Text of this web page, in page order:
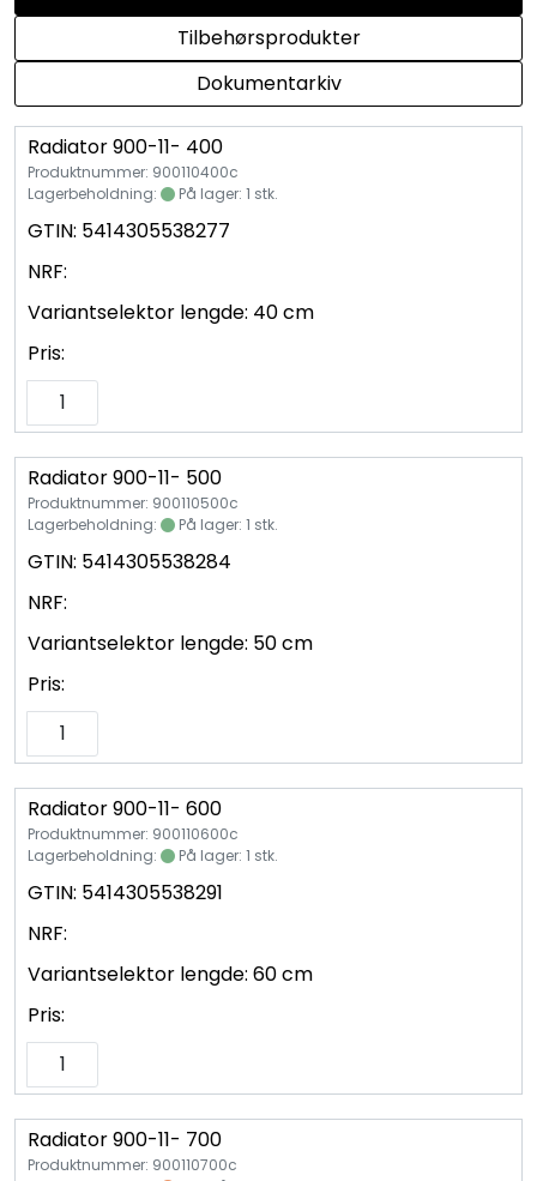
Tilbehørsprodukter
Dokumentarkiv
Radiator 900-11- 400
Produktnummer: 900110400c
Lagerbeholdning:
På lager: 1 stk.
GTIN: 5414305538277
NRF:
Variantselektor lengde: 40 cm
Pris:
Radiator 900-11- 500
Produktnummer: 900110500c
Lagerbeholdning:
På lager: 1 stk.
GTIN: 5414305538284
NRF:
Variantselektor lengde: 50 cm
Pris:
Radiator 900-11- 600
Produktnummer: 900110600c
Lagerbeholdning:
På lager: 1 stk.
GTIN: 5414305538291
NRF:
Variantselektor lengde: 60 cm
Pris:
Radiator 900-11- 700
Produktnummer: 900110700c